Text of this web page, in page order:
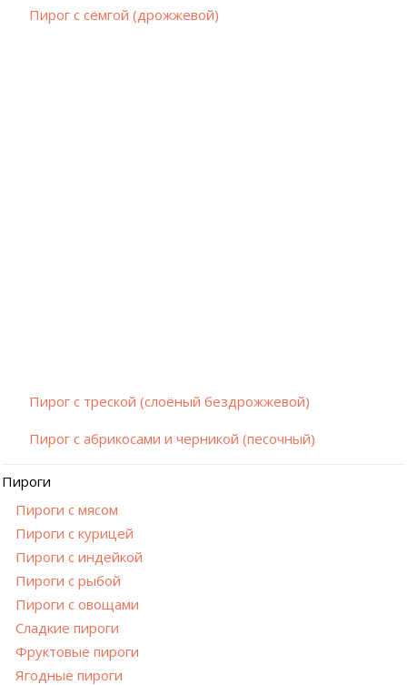
Пирог с сёмгой (дрожжевой)
Пирог с треской (слоёный бездрожжевой)
Пирог с абрикосами и черникой (песочный)
Пироги
Пироги с мясом
Пироги с курицей
Пироги с индейкой
Пироги с рыбой
Пироги с овощами
Сладкие пироги
Фруктовые пироги
Ягодные пироги